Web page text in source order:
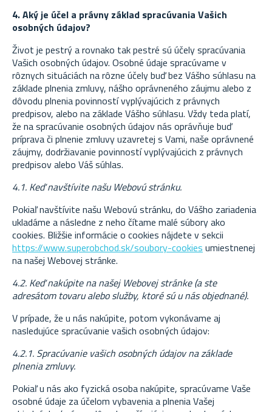
4. Aký je účel a právny základ spracúvania Vašich
osobných údajov?
Život je pestrý a rovnako tak pestré sú účely spracúvania
Vašich osobných údajov. Osobné údaje spracúvame v
rôznych situáciách na rôzne účely buď bez Vášho súhlasu na
základe plnenia zmluvy, nášho oprávneného záujmu alebo z
dôvodu plnenia povinností vyplývajúcich z právnych
predpisov, alebo na základe Vášho súhlasu. Vždy teda platí,
že na spracúvanie osobných údajov nás oprávňuje buď
príprava či plnenie zmluvy uzavretej s Vami, naše oprávnené
záujmy, dodržiavanie povinností vyplývajúcich z právnych
predpisov alebo Váš súhlas.
4.1. Keď navštívite našu Webovú stránku.
Pokiaľ navštívite našu Webovú stránku, do Vášho zariadenia
ukladáme a následne z neho čítame malé súbory ako
cookies. Bližšie informácie o cookies nájdete v sekcii
https://www.superobchod.sk/soubory-cookies umiestnenej
na našej Webovej stránke.
4.2. Keď nakúpite na našej Webovej stránke (a ste
adresátom tovaru alebo služby, ktoré sú u nás objednané).
V prípade, že u nás nakúpite, potom vykonávame aj
nasledujúce spracúvanie vašich osobných údajov:
4.2.1. Spracúvanie vašich osobných údajov na základe
plnenia zmluvy.
Pokiaľ u nás ako fyzická osoba nakúpite, spracúvame Vaše
osobné údaje za účelom vybavenia a plnenia Vašej